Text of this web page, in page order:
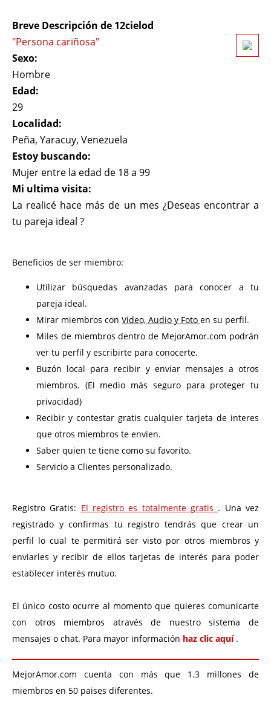
Breve Descripción de 12cielod
"Persona cariñosa"
Sexo:
Hombre
Edad:
29
Localidad:
Peña, Yaracuy, Venezuela
Estoy buscando:
Mujer entre la edad de 18 a 99
Mi ultima visita:
La realicé hace más de un mes ¿Deseas encontrar a
tu pareja ideal ?
Beneficios de ser miembro:
Utilizar búsquedas avanzadas para conocer a tu
pareja ideal.
Mirar miembros con Video, Audio y Foto en su perfil.
Miles de miembros dentro de MejorAmor.com podrán
ver tu perfil y escribirte para conocerte.
Buzón local para recibir y enviar mensajes a otros
miembros. (El medio más seguro para proteger tu
privacidad)
Recibir y contestar gratis cualquier tarjeta de interes
que otros miembros te envien.
Saber quien te tiene como su favorito.
Servicio a Clientes personalizado.
Registro Gratis: El registro es totalmente gratis . Una vez
registrado y confirmas tu registro tendrás que crear un
perfil lo cual te permitirá ser visto por otros miembros y
enviarles y recibir de ellos tarjetas de interés para poder
establecer interés mutuo.
El único costo ocurre al momento que quieres comunicarte
con otros miembros através de nuestro sistema de
mensajes o chat. Para mayor información haz clic aquí .
MejorAmor.com cuenta con más que 1.3 millones de
miembros en 50 paises diferentes.